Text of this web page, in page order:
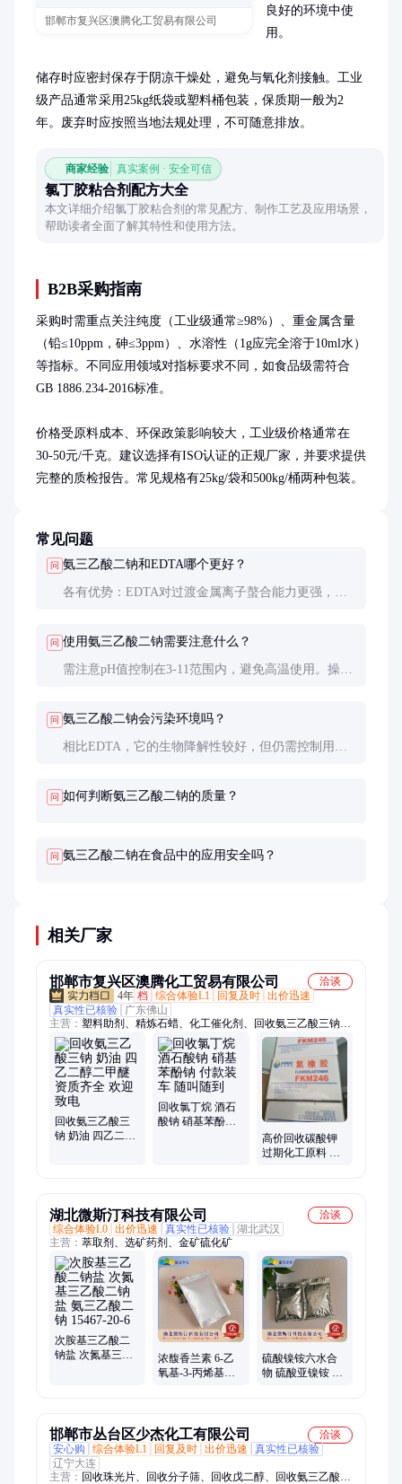
邯郸市复兴区澳腾化工贸易有限公司
良好的环境中使
用。
储存时应密封保存于阴凉干燥处，避免与氧化剂接触。工业
级产品通常采用25kg纸袋或塑料桶包装，保质期一般为2
年。废弃时应按照当地法规处理，不可随意排放。
商家经验 真实案例 · 安全可信
氯丁胶粘合剂配方大全
本文详细介绍氯丁胶粘合剂的常见配方、制作工艺及应用场景，
帮助读者全面了解其特性和使用方法。
B2B采购指南
采购时需重点关注纯度（工业级通常≥98%）、重金属含量
（铅≤10ppm，砷≤3ppm）、水溶性（1g应完全溶于10ml水）
等指标。不同应用领域对指标要求不同，如食品级需符合
GB 1886.234-2016标准。
价格受原料成本、环保政策影响较大，工业级价格通常在
30-50元/千克。建议选择有ISO认证的正规厂家，并要求提供
完整的质检报告。常见规格有25kg/袋和500kg/桶两种包装。
常见问题
问 氨三乙酸二钠和EDTA哪个更好？
各有优势：EDTA对过渡金属离子螯合能力更强，而
问 使用氨三乙酸二钠需要注意什么？
需注意pH值控制在3-11范围内，避免高温使用。操作
问 氨三乙酸二钠会污染环境吗？
相比EDTA，它的生物降解性较好，但仍需控制用
问 如何判断氨三乙酸二钠的质量？
问 氨三乙酸二钠在食品中的应用安全吗？
相关厂家
邯郸市复兴区澳腾化工贸易有限公司
洽谈
4年 档 综合体验L1 回复及时 出价迅速
真实性已核验
广东佛山
主营： 塑料助剂、精炼石蜡、化工催化剂、回收氨三乙酸三钠、
回收过期染料、回收气相白炭黑、回收油漆、回收树脂、回收钛
白粉、回收日化原料、回收橡胶原料
回收氨三乙酸三
钠 奶油 四乙二醇
回收氯丁烷 酒石
酸钠 硝基苯酚钠
高价回收碳酸钾
过期化工原料 库
湖北微斯汀科技有限公司
洽谈
综合体验L0 出价迅速 真实性已核验 湖北武汉
主营： 萃取剂、选矿药剂、金矿硫化矿
次胺基三乙酸二
钠盐 次氮基三乙
浓馥香兰素 6-乙
氧基-3-丙烯基苯
硫酸镍铵六水合
物 硫酸亚镍铵 镍
邯郸市丛台区少杰化工有限公司
洽谈
安心购
综合体验L1 回复及时 出价迅速
真实性已核验
辽宁大连
主营： 回收珠光片、回收分子筛、回收戊二醇、回收氨三乙酸三